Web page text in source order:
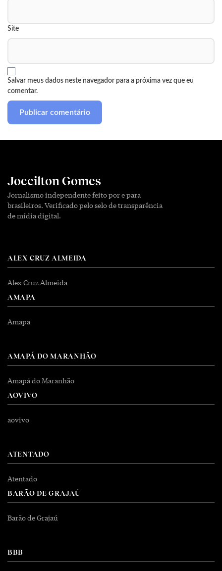
Site
Salvar meus dados neste navegador para a próxima vez que eu
comentar.
Joceilton Gomes
Jornalismo independente feito por e para
brasileiros. Verificado pelo selo de transparência
de mídia digital.
ALEX CRUZ ALMEIDA
Alex Cruz Almeida
AMAPA
Amapa
AMAPÁ DO MARANHÃO
Amapá do Maranhão
AOVIVO
aovivo
ATENTADO
Atentado
BARÃO DE GRAJAÚ
Barão de Grajaú
BBB